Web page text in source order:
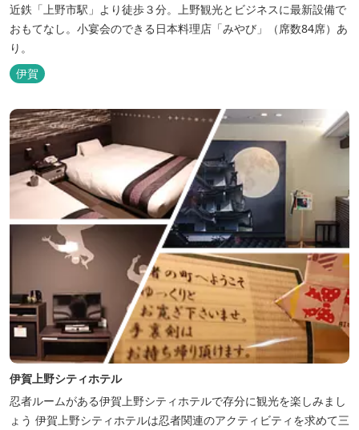
近鉄「上野市駅」より徒歩３分。上野観光とビジネスに最新設備で
おもてなし。小宴会のできる日本料理店「みやび」（席数84席）あ
り。
伊賀
伊賀上野シティホテル
忍者ルームがある伊賀上野シティホテルで存分に観光を楽しみまし
ょう 伊賀上野シティホテルは忍者関連のアクティビティを求めて三